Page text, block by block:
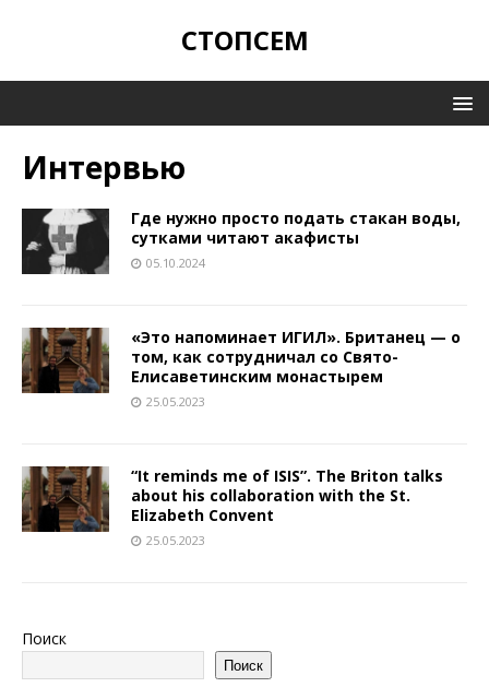
СТОПСЕМ
Интервью
Где нужно просто подать стакан воды,
сутками читают акафисты
05.10.2024
«Это напоминает ИГИЛ». Британец — о
том, как сотрудничал со Свято-
Елисаветинским монастырем
25.05.2023
“It reminds me of ISIS”. The Briton talks
about his collaboration with the St.
Elizabeth Convent
25.05.2023
Поиск
Поиск